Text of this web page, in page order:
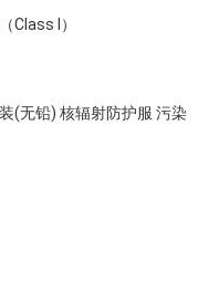
Class I）
(无铅) 核辐射防护服 污染